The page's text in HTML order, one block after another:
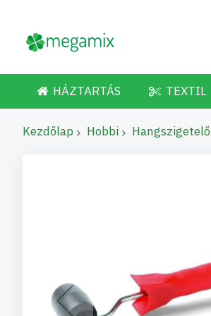
HÁZTARTÁS TEXTIL
Kezdőlap Hobbi Hangszigetelő